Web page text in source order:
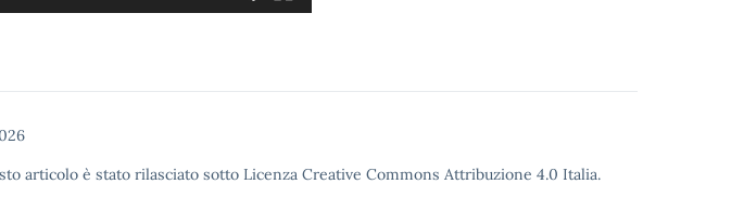
articolo è stato rilasciato sotto Licenza Creative Commons Attribuzione 4.0 Italia.